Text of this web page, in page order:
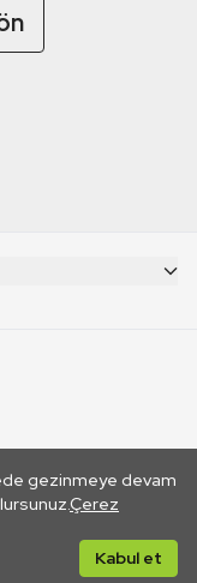
gezinmeye devam
Çerez
Kabul et
yoluyla gidilen dış